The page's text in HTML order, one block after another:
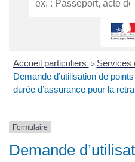
Accueil particuliers > Services
Demande d’utilisation de
durée d’assurance pour la
Formulaire
Demande